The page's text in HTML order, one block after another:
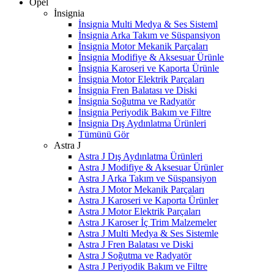
Opel
İnsignia
İnsignia Multi Medya & Ses Sisteml
İnsignia Arka Takım ve Süspansiyon
İnsignia Motor Mekanik Parçaları
İnsignia Modifiye & Aksesuar Ürünle
İnsignia Karoseri ve Kaporta Ürünle
İnsignia Motor Elektrik Parçaları
İnsignia Fren Balatası ve Diski
İnsignia Soğutma ve Radyatör
İnsignia Periyodik Bakım ve Filtre
İnsignia Dış Aydınlatma Ürünleri
Tümünü Gör
Astra J
Astra J Dış Aydınlatma Ürünleri
Astra J Modifiye & Aksesuar Ürünler
Astra J Arka Takım ve Süspansiyon
Astra J Motor Mekanik Parçaları
Astra J Karoseri ve Kaporta Ürünler
Astra J Motor Elektrik Parçaları
Astra J Karoser İç Trim Malzemeler
Astra J Multi Medya & Ses Sistemle
Astra J Fren Balatası ve Diski
Astra J Soğutma ve Radyatör
Astra J Periyodik Bakım ve Filtre